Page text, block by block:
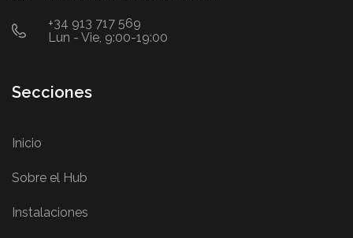
+34 913 717 569
Lun - Vie, 9:00-19:00
Secciones
Inicio
Sobre el Hub
Instalaciones